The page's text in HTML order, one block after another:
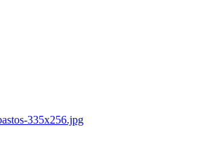
335x256.jpg